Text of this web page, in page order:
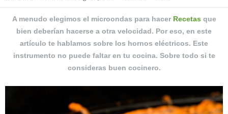
A menudo elegimos el microondas para hacer Recetas que
bien deberían hacerse a otra velocidad. Por eso, en este
artículo te hablamos sobre los hornos eléctricos. Este
instrumento no puede faltar en tu cocina. Sobre todo si te
consideras buen cocinero.